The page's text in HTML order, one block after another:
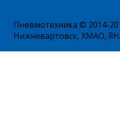
Пневмотехника © 2014-
Нижневартовск, ХМАО,